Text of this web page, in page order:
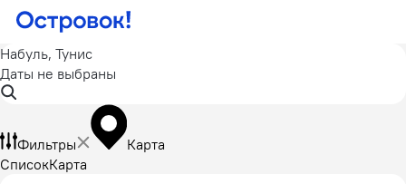
Набуль, Тунис
Даты не выбраны
Фильтры
Карта
СписокКарта